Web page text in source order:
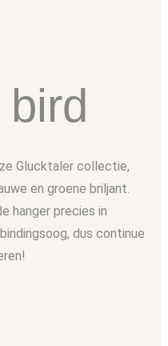
Glucktaler collectie,
en groene briljant.
hanger precies in
dus continue